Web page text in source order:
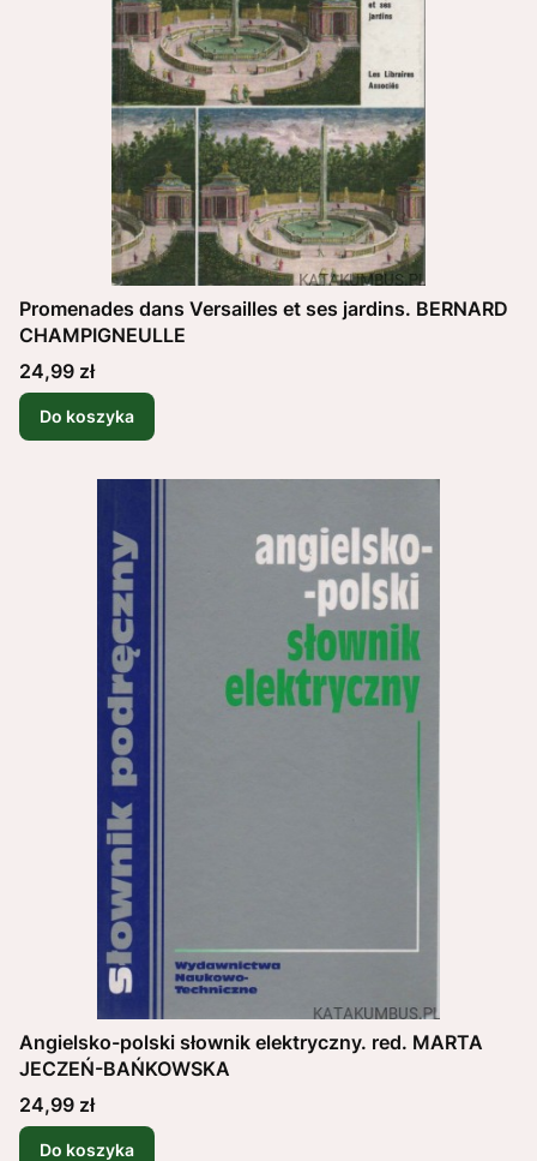
Promenades dans Versailles et ses jardins. BERNARD
CHAMPIGNEULLE
Cena
24,99 zł
Do koszyka
Angielsko-polski słownik elektryczny. red. MARTA
JECZEŃ-BAŃKOWSKA
Cena
24,99 zł
Do koszyka